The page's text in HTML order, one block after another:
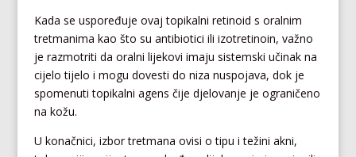
Kada se uspoređuje ovaj topikalni retinoid s oralnim
tretmanima kao što su antibiotici ili izotretinoin, važno
je razmotriti da oralni lijekovi imaju sistemski učinak na
cijelo tijelo i mogu dovesti do niza nuspojava, dok je
spomenuti topikalni agens čije djelovanje je ograničeno
na kožu.
U konačnici, izbor tretmana ovisi o tipu i težini akni,